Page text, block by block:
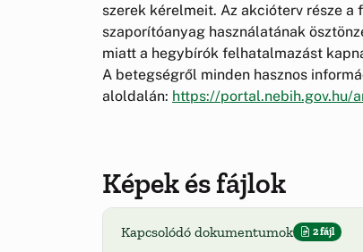
szerek kérelmeit. Az akcióterv része
szaporítóanyag használatának
miatt a hegybírók felhatalmazást
A betegségről minden hasznos
aloldalán: https://portal.nebih.gov.hu/
Képek és fájlok
Kapcsolódó dokumentumok 2 fájl